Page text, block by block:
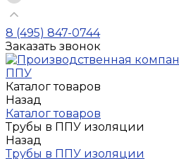
8 (495) 847-0744
Заказать звонок
Каталог товаров
Назад
Каталог товаров
Трубы в ППУ изоляции
Назад
Трубы в ППУ изоляции